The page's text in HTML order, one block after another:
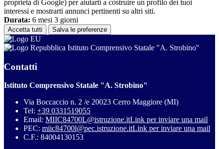
proprietà di Google) per aiutarti a costruire un profilo dei tuoi
interessi e mostrarti annunci pertinenti su altri siti.
Durata: 6 mesi 3 giorni
Accetta tutti Salva le preferenze
Istituto Comprensivo Statale "A. Strobino"
Contatti
Istituto Comprensivo Statale "A. Strobino"
Via Boccaccio n. 2 /e 20023 Cerro Maggiore (MI)
Tel: +39 0331519055
Email: MIIC84700L@istruzione.itLink per inviare una mail
PEC: miic84700l@pec.istruzione.itLink per inviare una mail
C.F.: 84004130153